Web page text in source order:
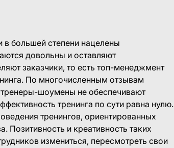
большей степени нацелены
довольны и оставляют
заказчики, то есть топ-менеджмент
По многочисленным отзывам
шоумены не обеспечивают
тренинга по сути равна нулю.
тренингов, ориентированных
Позитивность и креативность таких
измениться, пересмотреть свои